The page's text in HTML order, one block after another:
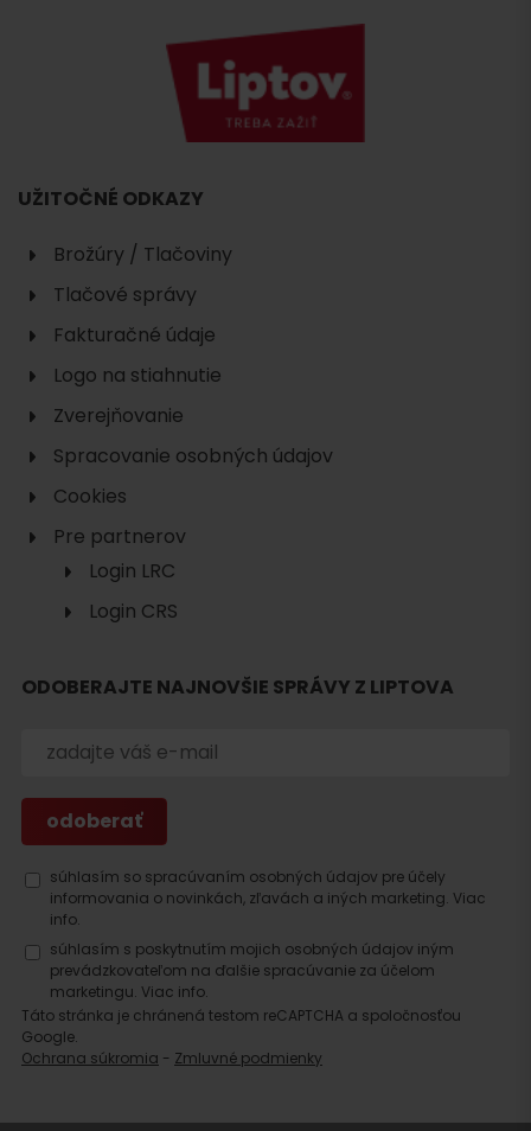
ubytovanie
UŽITOČNÉ ODKAZY
Brožúry / Tlačoviny
Tlačové správy
Fakturačné údaje
Logo na stiahnutie
Zverejňovanie
Spracovanie osobných údajov
Cookies
Pre partnerov
Login LRC
Login CRS
ODOBERAJTE NAJNOVŠIE SPRÁVY Z LIPTOVA
súhlasím so spracúvaním osobných údajov pre účely
informovania o novinkách, zľavách a iných marketing. Viac
info.
súhlasím s poskytnutím mojich osobných údajov iným
prevádzkovateľom na ďalšie spracúvanie za účelom
marketingu. Viac info.
Táto stránka je chránená testom reCAPTCHA a spoločnosťou
Google.
Ochrana súkromia - Zmluvné podmienky